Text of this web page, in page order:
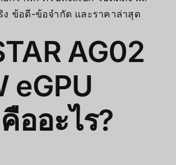
ง ข้อดี-ข้อจำกัด และราคาล่าสุด
AG02
eGPU
ออะไร?